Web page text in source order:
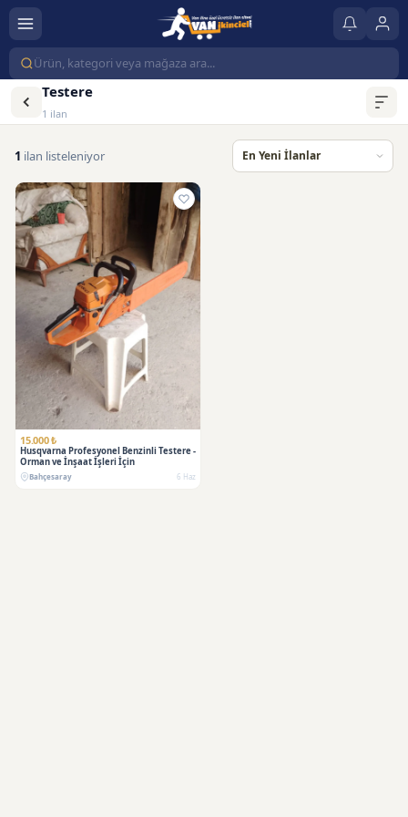
Testere
1 ilan
1 ilan listeleniyor
15.000 ₺
Husqvarna Profesyonel Benzinli Testere -
Orman ve İnşaat İşleri İçin
Bahçesaray 6 Haz